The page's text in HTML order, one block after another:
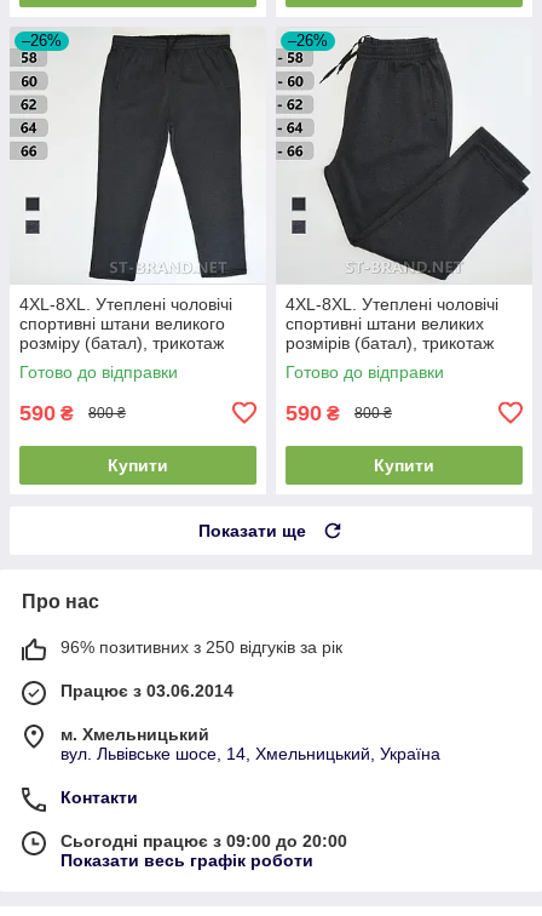
–26%
4XL-8XL. Утеплені чоловічі
спортивні штани великого
розміру (батал), трикотаж
тринитка, темно-сірі
(антрацит)
Готово до відправки
590 ₴ 800 ₴
Купити
–26%
4XL-8XL. Утеплені чоловічі
спортивні штани великих
розмірів (батал), трикотаж
тринитка, темно-сірі
(антрацит)
Готово до відправки
590 ₴ 800 ₴
Купити
Показати ще
Про нас
96% позитивних з 250 відгуків за рік
Працює з 03.06.2014
м. Хмельницький
вул. Львівське шосе, 14, Хмельницький, Україна
Контакти
Сьогодні працює з 09:00 до 20:00
Показати весь графік роботи